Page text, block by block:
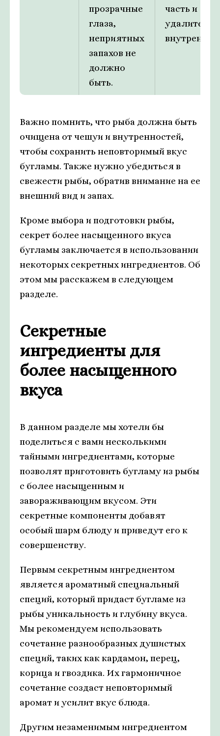
прозрачные
глаза,
неприятных
запахов не
должно
быть.
часть и
удалите
Важно помнить, что рыба должна быть
очищена от чешуи и внутренностей,
чтобы сохранить неповторимый вкус
бугламы. Также нужно убедиться в
свежести рыбы, обратив внимание на ее
внешний вид и запах.
Кроме выбора и подготовки рыбы,
секрет более насыщенного вкуса
бугламы заключается в использовании
некоторых секретных ингредиентов. Об
этом мы расскажем в следующем
разделе.
Секретные
ингредиенты для
более насыщенного
вкуса
В данном разделе мы хотели бы
поделиться с вами несколькими
тайными ингредиентами, которые
позволят приготовить бугламу из рыбы
с более насыщенным и
завораживающим вкусом. Эти
секретные компоненты добавят
особый шарм блюду и приведут его к
совершенству.
Первым секретным ингредиентом
является ароматный специальный
специй, который придаст бугламе из
рыбы уникальность и глубину вкуса.
Мы рекомендуем использовать
сочетание разнообразных душистых
специй, таких как кардамон, перец,
корица и гвоздика. Их гармоничное
сочетание создаст неповторимый
аромат и усилит вкус блюда.
Другим незаменимым ингредиентом